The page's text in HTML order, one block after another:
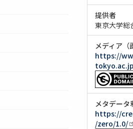
提供者
東京大学総
メディア（
https://
メタデータ
https://
/zero/1.0/